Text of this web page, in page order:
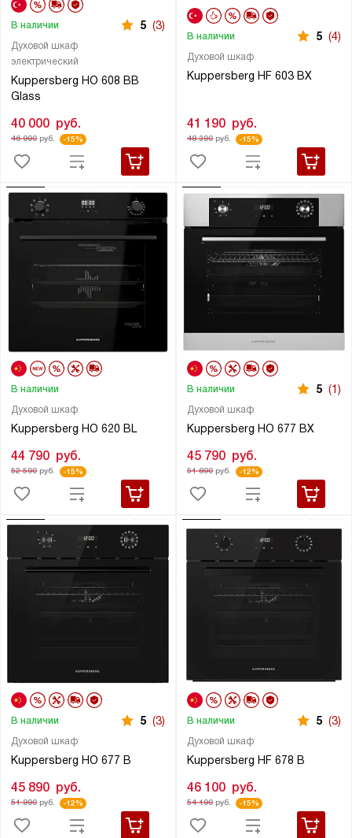
Духовой шкаф
электрический
Kuppersberg HO 608 BB
Glass
В наличии 5 (3)
40 000 руб.
46 990руб. -15%
Духовой шкаф
Kuppersberg HF 603 BX
В наличии 5 (4)
41 190 руб.
48 390руб. -15%
Духовой шкаф
Kuppersberg HO 620 BL
В наличии
44 790 руб.
52 590руб. -15%
Духовой шкаф
Kuppersberg HO 677 BX
В наличии 5 (1)
45 790 руб.
51 890руб. -12%
Духовой шкаф
Kuppersberg HO 677 B
В наличии 5 (3)
45 890 руб.
51 990руб. -12%
Духовой шкаф
Kuppersberg HF 678 B
В наличии 5 (3)
46 100 руб.
54 190руб. -15%